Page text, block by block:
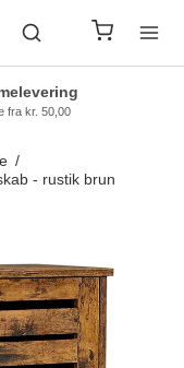
fra kr. 50,00
/
- rustik brun